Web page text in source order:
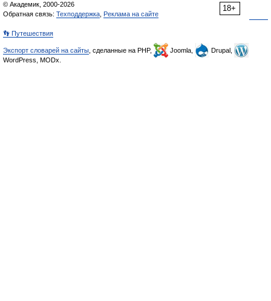
18+
© Академик, 2000-2026
Обратная связь: Техподдержка Реклама на сайте
👣 Путешествия
Экспорт словарей на сайты , сделанные на PHP, Joomla,
Drupal,
WordPress, MODx.